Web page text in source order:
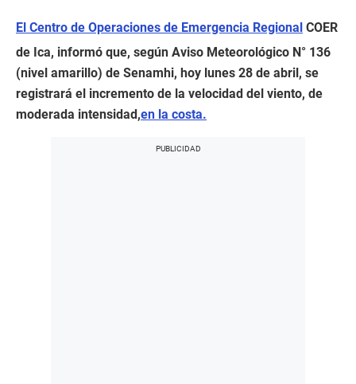
El Centro de Operaciones de Emergencia Regional COER
de Ica, informó que, según Aviso Meteorológico N° 136
(nivel amarillo) de Senamhi, hoy lunes 28 de abril, se
registrará el incremento de la velocidad del viento, de
moderada intensidad,en la costa.